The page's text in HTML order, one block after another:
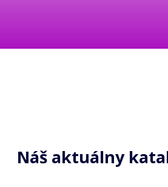
Náš aktuálny